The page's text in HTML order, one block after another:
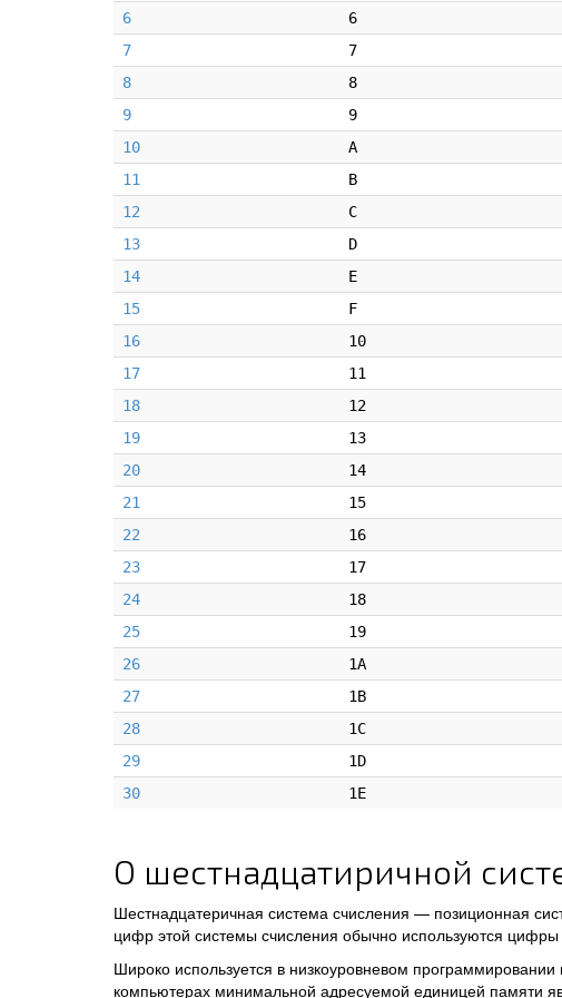
6 6
7
7
8
8
9
9
10
A
11
B
12
C
13
D
14
E
15
F
16
10
17
11
18
12
19
13
20
14
21
15
22
16
23
17
24
18
25
19
26
1A
27
1B
28
1C
29
1D
30
1E
О шестнадцатиричной
Шестнадцатеричная система счисления — позиционная
цифр этой системы счисления обычно используются цифры
Широко используется в низкоуровневом
компьютерах минимальной адресуемой единицей памяти